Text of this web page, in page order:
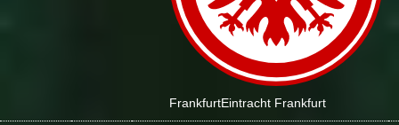
FrankfurtEintracht Frankfurt